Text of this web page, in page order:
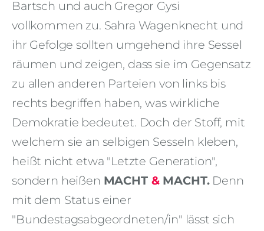
Bartsch und auch Gregor Gysi
vollkommen zu. Sahra Wagenknecht und
ihr Gefolge sollten umgehend ihre Sessel
räumen und zeigen, dass sie im Gegensatz
zu allen anderen Parteien von links bis
rechts begriffen haben, was wirkliche
Demokratie bedeutet. Doch der Stoff, mit
welchem sie an selbigen Sesseln kleben,
heißt nicht etwa "Letzte Generation",
sondern heißen MACHT&MACHT.Denn
mit dem Status einer
"Bundestagsabgeordneten/in" lässt sich